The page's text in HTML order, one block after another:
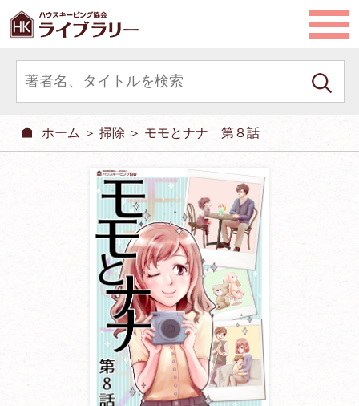
ホーム ＞ 掃除 ＞ モモとナナ 第８話